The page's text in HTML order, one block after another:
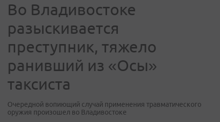
Во Владивостоке
разыскивается
преступник, тяжело
ранивший из «Осы»
таксиста
Очередной вопиющий случай применения травматического
оружия произошел во Владивостоке